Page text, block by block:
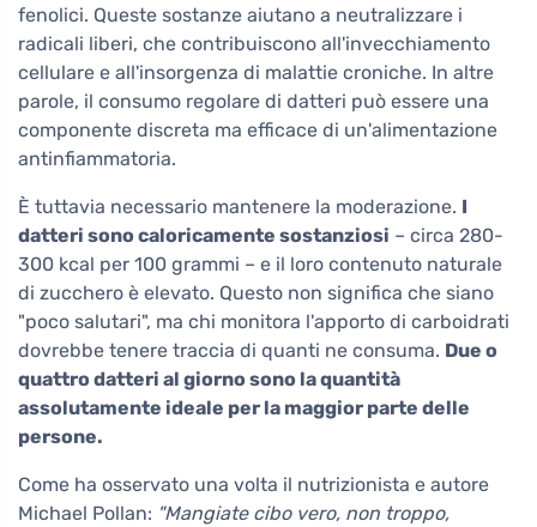
fenolici. Queste sostanze aiutano a neutralizzare i
radicali liberi, che contribuiscono all'invecchiamento
cellulare e all'insorgenza di malattie croniche. In altre
parole, il consumo regolare di datteri può essere una
componente discreta ma efficace di un'alimentazione
antinfiammatoria.
È tuttavia necessario mantenere la moderazione. I
datteri sono caloricamente sostanziosi – circa 280-
300 kcal per 100 grammi – e il loro contenuto naturale
di zucchero è elevato. Questo non significa che siano
"poco salutari", ma chi monitora l'apporto di carboidrati
dovrebbe tenere traccia di quanti ne consuma. Due o
quattro datteri al giorno sono la quantità
assolutamente ideale per la maggior parte delle
persone.
Come ha osservato una volta il nutrizionista e autore
Michael Pollan: "Mangiate cibo vero, non troppo,